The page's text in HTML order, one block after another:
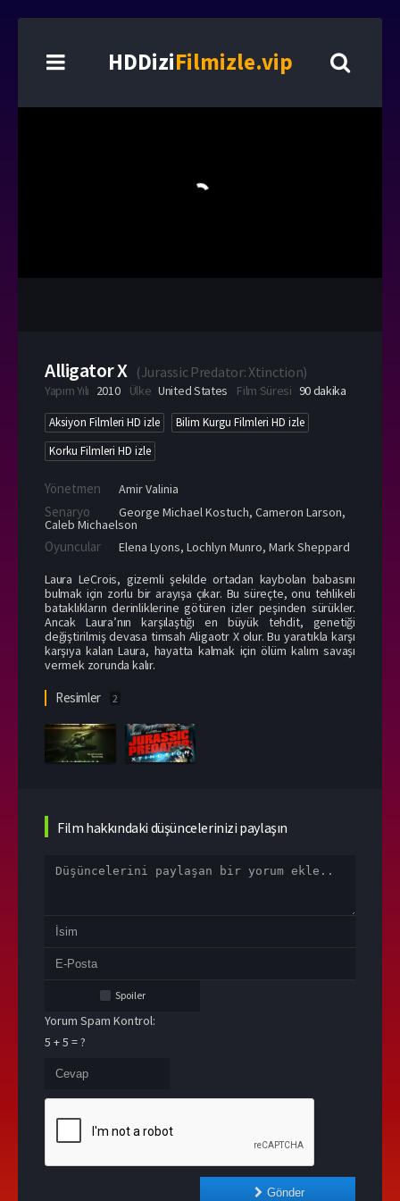
HDDiziFilmizle.vip
Alligator X (Jurassic Predator: Xtinction)
Yapım Yılı 2010 Ülke United States Film Süresi 90 dakika
Aksiyon Filmleri HD izle
Bilim Kurgu Filmleri HD izle
Korku Filmleri HD izle
Yönetmen Amir Valinia
Senaryo George Michael Kostuch, Cameron Larson,
Caleb Michaelson
Oyuncular Elena Lyons, Lochlyn Munro, Mark Sheppard
Laura LeCrois, gizemli şekilde ortadan kaybolan babasını
bulmak için zorlu bir arayışa çıkar. Bu süreçte, onu tehlikeli
bataklıkların derinliklerine götüren izler peşinden sürükler.
Ancak Laura’nın karşılaştığı en büyük tehdit, genetiği
değiştirilmiş devasa timsah Aligaotr X olur. Bu yaratıkla karşı
karşıya kalan Laura, hayatta kalmak için ölüm kalım savaşı
vermek zorunda kalır.
Resimler 2
Film hakkındaki düşüncelerinizi paylaşın
Spoiler
Yorum Spam Kontrol:
5 + 5 = ?
Gönder